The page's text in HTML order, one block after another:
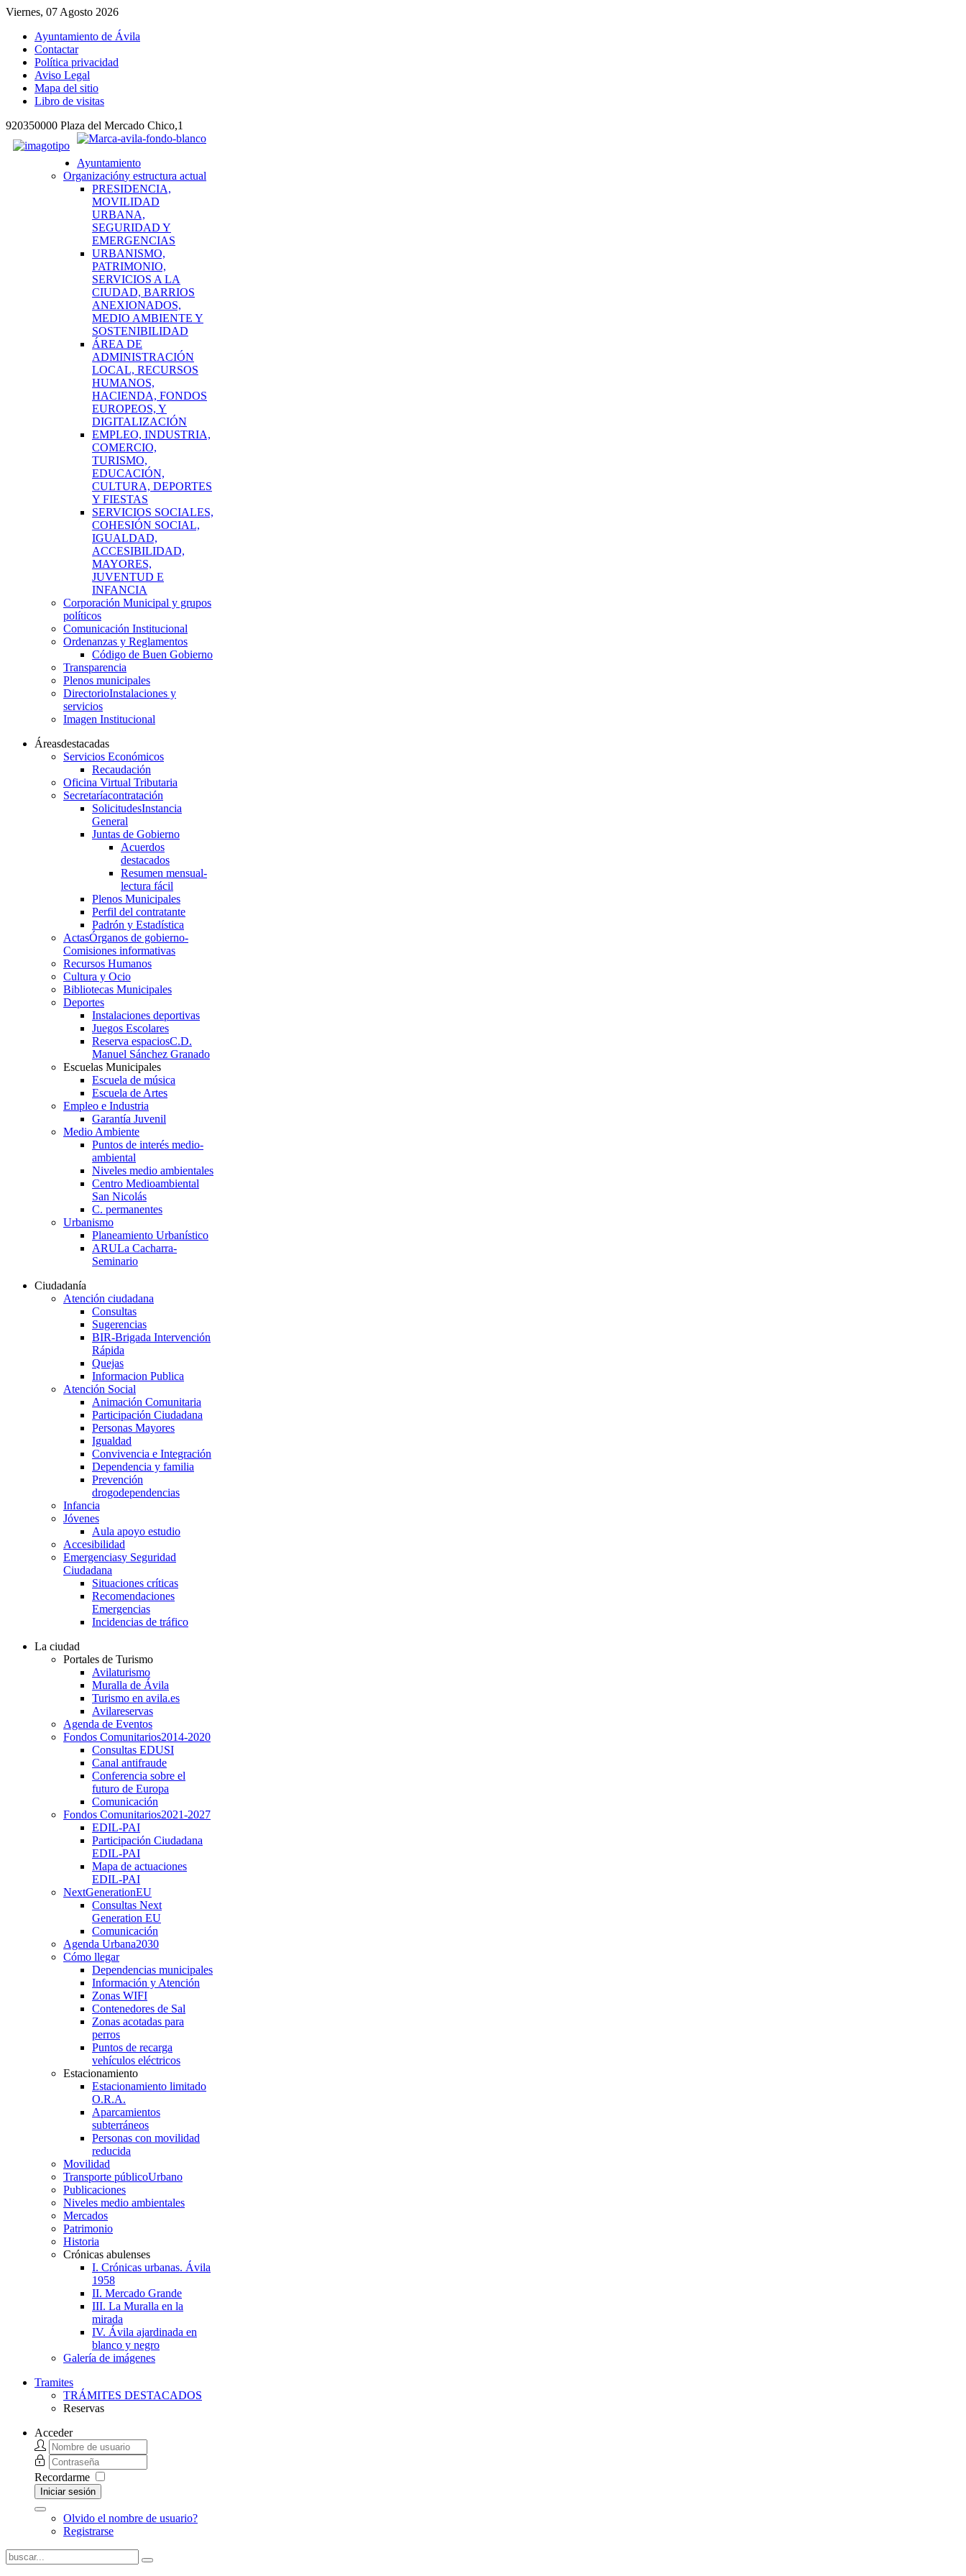
Viernes, 07 Agosto 2026
Ayuntamiento de Ávila
Contactar
Política privacidad
Aviso Legal
Mapa del sitio
Libro de visitas
920350000 Plaza del Mercado Chico,1
Ayuntamiento
Organizacióny estructura actual
PRESIDENCIA,
MOVILIDAD
URBANA,
SEGURIDAD Y
EMERGENCIAS
URBANISMO,
PATRIMONIO,
SERVICIOS A LA
CIUDAD, BARRIOS
ANEXIONADOS,
MEDIO AMBIENTE Y
SOSTENIBILIDAD
ÁREA DE
ADMINISTRACIÓN
LOCAL, RECURSOS
HUMANOS,
HACIENDA, FONDOS
EUROPEOS, Y
DIGITALIZACIÓN
EMPLEO, INDUSTRIA,
COMERCIO,
TURISMO,
EDUCACIÓN,
CULTURA, DEPORTES
Y FIESTAS
SERVICIOS SOCIALES,
COHESIÓN SOCIAL,
IGUALDAD,
ACCESIBILIDAD,
MAYORES,
JUVENTUD E
INFANCIA
Corporación Municipal y grupos
políticos
Comunicación Institucional
Ordenanzas y Reglamentos
Código de Buen Gobierno
Transparencia
Plenos municipales
DirectorioInstalaciones y
servicios
Imagen Institucional
Áreasdestacadas
Servicios Económicos
Recaudación
Oficina Virtual Tributaria
Secretaríacontratación
SolicitudesInstancia
General
Juntas de Gobierno
Acuerdos
destacados
Resumen mensual-
lectura fácil
Plenos Municipales
Perfil del contratante
Padrón y Estadística
ActasÓrganos de gobierno-
Comisiones informativas
Recursos Humanos
Cultura y Ocio
Bibliotecas Municipales
Deportes
Instalaciones deportivas
Juegos Escolares
Reserva espaciosC.D.
Manuel Sánchez Granado
Escuelas Municipales
Escuela de música
Escuela de Artes
Empleo e Industria
Garantía Juvenil
Medio Ambiente
Puntos de interés medio-
ambiental
Niveles medio ambientales
Centro Medioambiental
San Nicolás
C. permanentes
Urbanismo
Planeamiento Urbanístico
ARULa Cacharra-
Seminario
Ciudadanía
Atención ciudadana
Consultas
Sugerencias
BIR-Brigada Intervención
Rápida
Quejas
Informacion Publica
Atención Social
Animación Comunitaria
Participación Ciudadana
Personas Mayores
Igualdad
Convivencia e Integración
Dependencia y familia
Prevención
drogodependencias
Infancia
Jóvenes
Aula apoyo estudio
Accesibilidad
Emergenciasy Seguridad
Ciudadana
Situaciones críticas
Recomendaciones
Emergencias
Incidencias de tráfico
La ciudad
Portales de Turismo
Avilaturismo
Muralla de Ávila
Turismo en avila.es
Avilareservas
Agenda de Eventos
Fondos Comunitarios2014-2020
Consultas EDUSI
Canal antifraude
Conferencia sobre el
futuro de Europa
Comunicación
Fondos Comunitarios2021-2027
EDIL-PAI
Participación Ciudadana
EDIL-PAI
Mapa de actuaciones
EDIL-PAI
NextGenerationEU
Consultas Next
Generation EU
Comunicación
Agenda Urbana2030
Cómo llegar
Dependencias municipales
Información y Atención
Zonas WIFI
Contenedores de Sal
Zonas acotadas para
perros
Puntos de recarga
vehículos eléctricos
Estacionamiento
Estacionamiento limitado
O.R.A.
Aparcamientos
subterráneos
Personas con movilidad
reducida
Movilidad
Transporte públicoUrbano
Publicaciones
Niveles medio ambientales
Mercados
Patrimonio
Historia
Crónicas abulenses
I. Crónicas urbanas. Ávila
1958
II. Mercado Grande
III. La Muralla en la
mirada
IV. Ávila ajardinada en
blanco y negro
Galería de imágenes
Tramites
TRÁMITES DESTACADOS
Reservas
Acceder
Recordarme
Iniciar sesión
Olvido el nombre de usuario?
Registrarse